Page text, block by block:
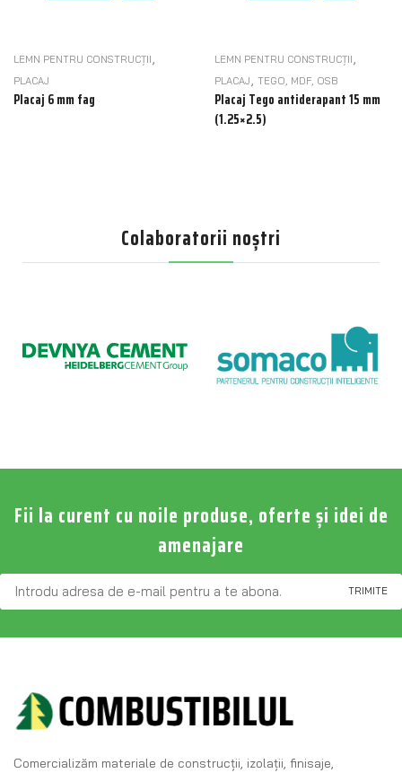
LEMN PENTRU CONSTRUCȚII ,
PLACAJ
Placaj 6 mm fag
LEMN PENTRU CONSTRUCȚII ,
PLACAJ , TEGO, MDF, OSB
Placaj Tego antiderapant 15 mm
(1.25×2.5)
Colaboratorii noștri
Fii la curent cu noile produse, oferte și idei de
amenajare
Comercializăm materiale de construcţii, izolaţii, finisaje,